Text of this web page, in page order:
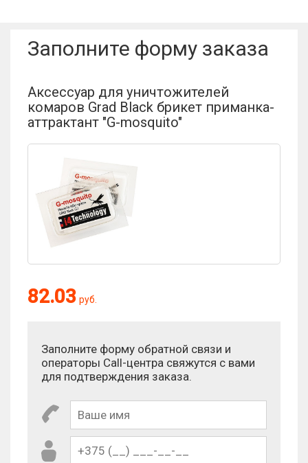
Заполните форму заказа
Аксессуар для уничтожителей
комаров Grad Black брикет приманка-
аттрактант "G-mosquito"
82.03 руб.
Заполните форму обратной связи и
операторы Call-центра свяжутся с вами
для подтверждения заказа.